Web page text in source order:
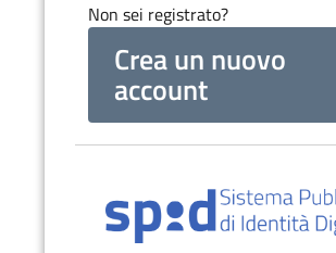
Non sei registrato?
Crea un nuovo
account